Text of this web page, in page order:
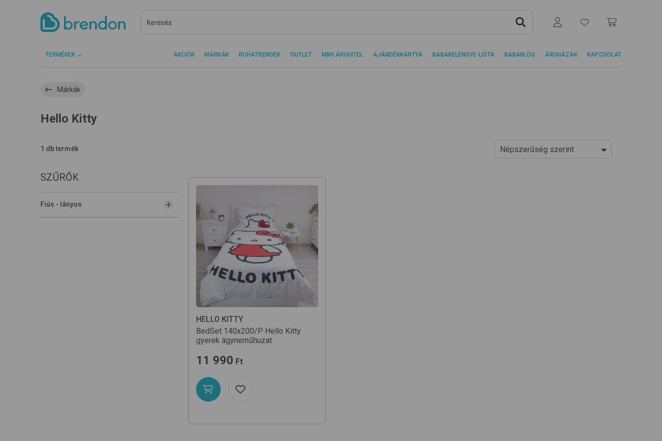
TERMÉKEK AKCIÓK MÁRKÁK RUHATRENDEK OUTLET MBH ÁRUHITEL AJÁNDÉKKÁRTYA BABAKELENGYE-LISTA BABABLOG ÁRUHÁZAK KAPCSOLAT
Márkák
Hello Kitty
1 db termék Népszerűség szerint
SZŰRŐK
Fiús - lányos
HELLO KITTY
BedSet 140x200/P Hello Kitty
gyerek ágyneműhuzat
11 990 Ft